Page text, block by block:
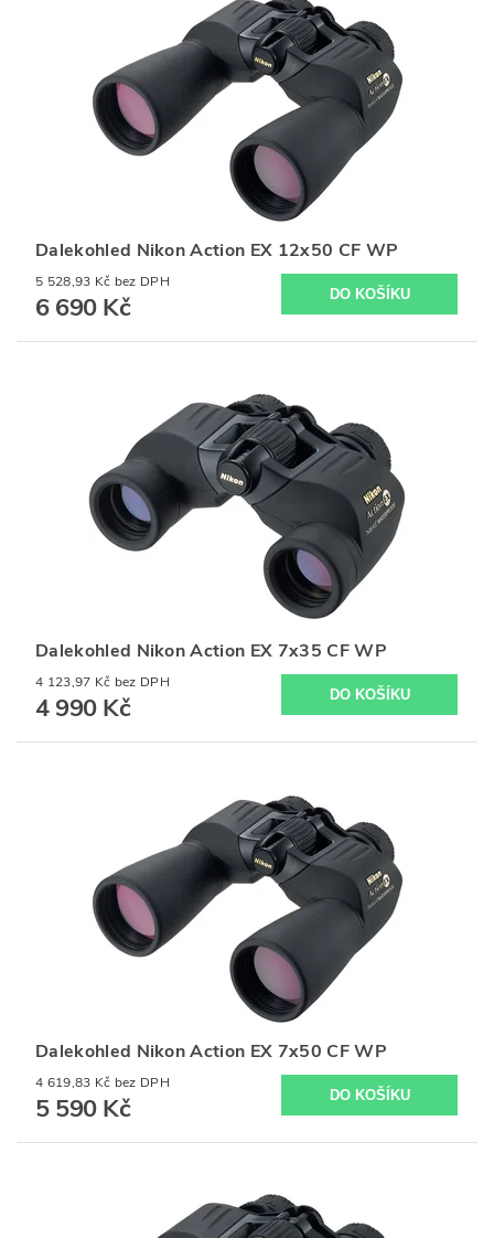
Dalekohled Nikon Action EX 12x50 CF WP
5 528,93 Kč bez DPH
6 690 Kč
Dalekohled Nikon Action EX 7x35 CF WP
4 123,97 Kč bez DPH
4 990 Kč
Dalekohled Nikon Action EX 7x50 CF WP
4 619,83 Kč bez DPH
5 590 Kč